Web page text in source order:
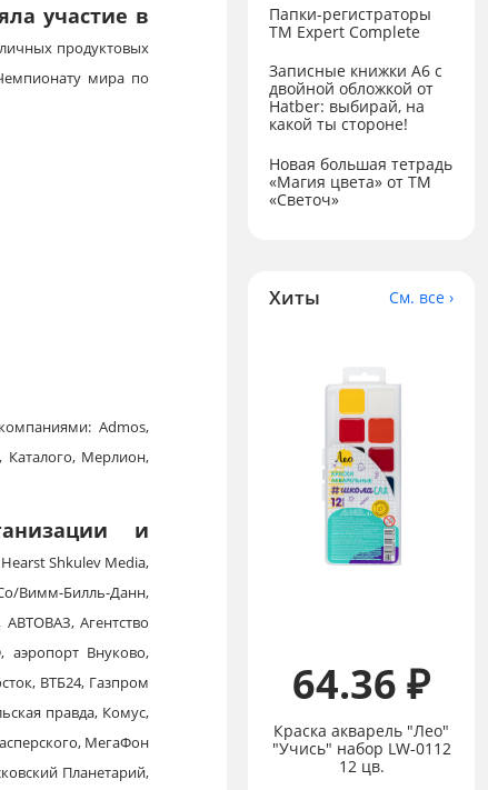
участие в
продуктовых
мира по
Admos,
Каталого, Мерлион,
и
Hearst Shkulev Media,
Вимм-Билль-Данн,
Агентство
аэропорт Внуково,
ВТБ24, Газпром
правда, Комус,
МегаФон
Планетарий,
Папки-регистраторы
ТМ Expert Complete
Записные книжки А6 с
двойной обложкой от
Hatber: выбирай, на
какой ты стороне!
Новая большая тетрадь
«Магия цвета» от ТМ
«Светоч»
Хиты См. все ›
не указана
акварельных
карандашей 12 цв.
64.36 ₽
Краска акварель "Лео"
"Учись" набор LW-0112
12 цв.